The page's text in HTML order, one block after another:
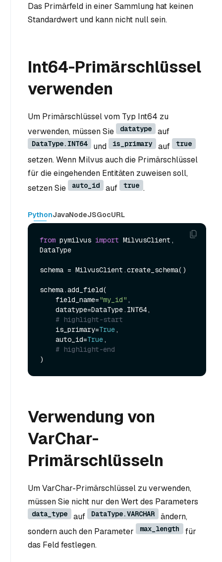
Das Primärfeld in einer Sammlung hat keinen
Standardwert und kann nicht null sein.
Int64-Primärschlüssel
verwenden
Um Primärschlüssel vom Typ Int64 zu
verwenden, müssen Sie
datatype auf
DataType.INT64 und is_primary auf true
setzen. Wenn Milvus auch die Primärschlüssel
für die eingehenden Entitäten zuweisen soll,
setzen Sie
auto_id auf true .
PythonJavaNodeJSGocURL
from pymilvus import MilvusClient,
DataType
schema = MilvusClient.create_schema()
schema.add_field(
    field_name=
"my_id" ,
# highlight-start
    is_primary=
True,
    auto_id=
True,
# highlight-end
Verwendung von
VarChar-
Primärschlüsseln
Um VarChar-Primärschlüssel zu verwenden,
müssen Sie nicht nur den Wert des Parameters
data_type auf DataType.VARCHAR
ändern,
sondern auch den Parameter
max_length
für
das Feld festlegen.